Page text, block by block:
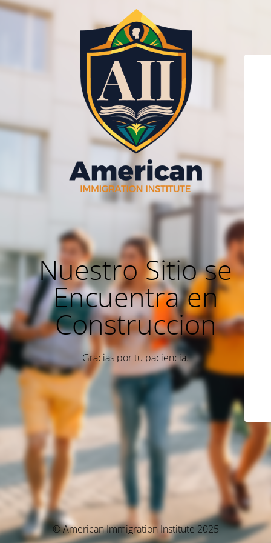
Nuestro Sitio se
Encuentra en
Construccion
Gracias por tu paciencia.
© American Immigration Institute 2025